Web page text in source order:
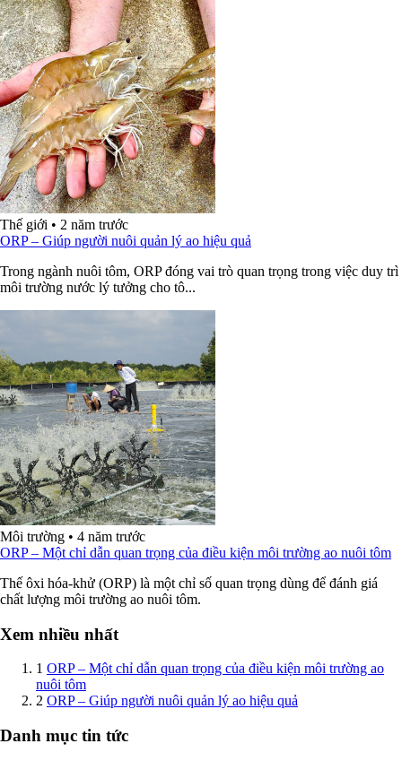
Thế giới • 2 năm trước
ORP – Giúp người nuôi quản lý ao hiệu quả
Trong ngành nuôi tôm, ORP đóng vai trò quan trọng trong việc duy trì
môi trường nước lý tưởng cho tô...
Môi trường • 4 năm trước
ORP – Một chỉ dẫn quan trọng của điều kiện môi trường ao nuôi tôm
Thế ôxi hóa-khử (ORP) là một chỉ số quan trọng dùng để đánh giá
chất lượng môi trường ao nuôi tôm.
Xem nhiều nhất
1 ORP – Một chỉ dẫn quan trọng của điều kiện môi trường ao
nuôi tôm
2 ORP – Giúp người nuôi quản lý ao hiệu quả
Danh mục tin tức